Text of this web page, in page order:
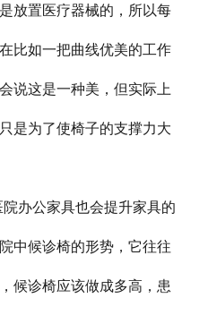
放置医疗器械的，所以每
比如一把曲线优美的工作
说这是一种美，但实际上
是为了使椅子的支撑力大
办公家具也会提升家具的
中候诊椅的形势，它往往
候诊椅应该做成多高，患